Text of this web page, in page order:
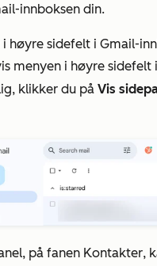
innboksen din.
i høyre sidefelt i Gmail-
menyen i høyre sidefelt
klikker du på Vis
på fanen Kontakter,